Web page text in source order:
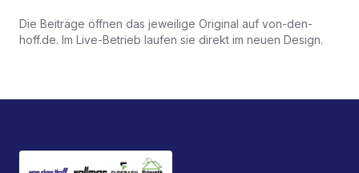
Die Beiträge öffnen das jeweilige Original auf von-den-
hoff.de. Im Live-Betrieb laufen sie direkt im neuen Design.